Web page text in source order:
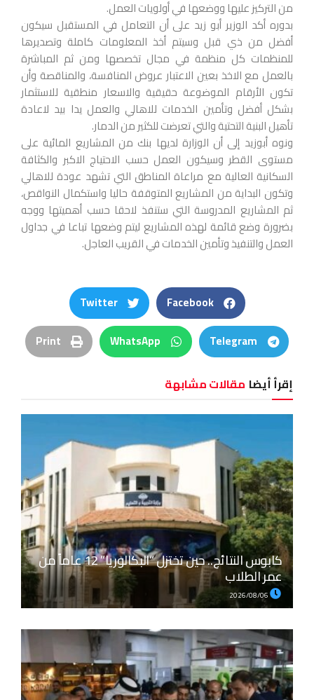
من التركيز عليها ووضعها في أولويات العمل.
بدوره أكد الوزير أبو زيد على أن التعامل في المستقبل سيكون
أفضل من ذي قبل وسيتم أخذ المعلومات كاملة وتصديرها
للمنظمات كل منظمة في مجال تخصصها ومن ثم المباشرة
بالعمل مع الاخذ بعين الاعتبار عروض المنافسة، والمناقصة وأن
تكون الأرقام الموضوعة حقيقية والاسعار منطقية للاستثمار
بشكل أفضل وتأمين الخدمات للاهالي والعمل يدا بيد لاعادة
تأهيل البنية التحتية والتي تعرضت للكثير من الدمار.
ونوه أبوزيد إلى أن الوزارة لديها بنك من المشاريع المائية على
مستوى القطر وسيكون العمل حسب الاحتياج الاكبر والكثافة
السكانية العالية مع مراعاة المناطق التي تشهد عودة للاهالي
وتكون البداية من المشاريع المتوقفة حاليا واستكمال النواقص،
ثم المشاريع المدروسة التي ستنفذ لاحقا حسب أهميتها ووجه
بضرورة وضع قائمة لهذه المشاريع ليتم وضعها تباعا في جداول
العمل والتنفيذ وتأمين الخدمات في القريب العاجل.
Facebook
Twitter
Telegram
WhatsApp
Print
إقرأ أيضا مقالات مشابهة
كابوس النتائج.. حين تختزل “البكالوريا” 12 عاماً من
عمر الطلاب